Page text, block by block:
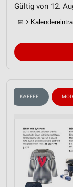
Gültig von 12.
📅
KAFFEE